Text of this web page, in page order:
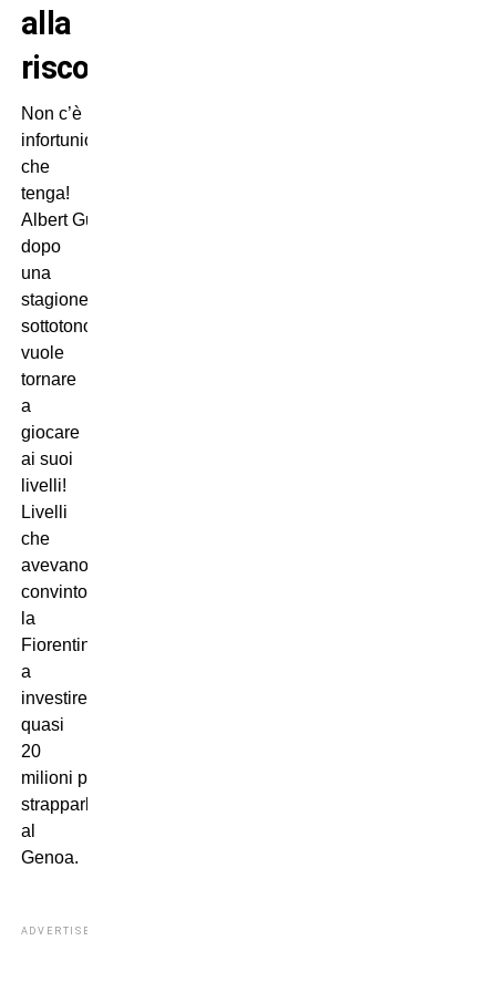
alla
riscossa!
Non c’è
infortunio
che
tenga!
Albert Gudmundsson
dopo
una
stagione
sottotono
vuole
tornare
a
giocare
ai suoi
livelli!
Livelli
che
avevano
convinto
la
Fiorentina
a
investire
quasi
20
milioni per
strapparlo
al
Genoa.
ADVERTISEMENT